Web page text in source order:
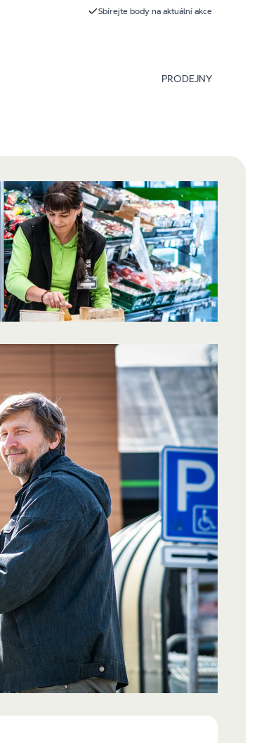
Sbírejte body na aktuální akce
PRODEJNY